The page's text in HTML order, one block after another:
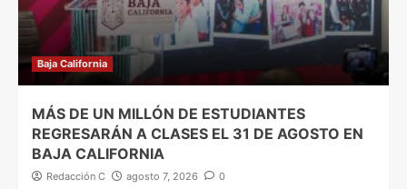
Baja California
MÁS DE UN MILLÓN DE ESTUDIANTES
REGRESARÁN A CLASES EL 31 DE AGOSTO EN
BAJA CALIFORNIA
Redacción C agosto 7, 2026 0